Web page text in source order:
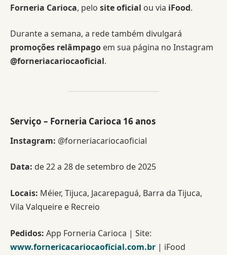
Forneria Carioca, pelo site oficial ou via iFood.
Durante a semana, a rede também divulgará
promoções relâmpago em sua página no Instagram
@forneriacariocaoficial.
Serviço – Forneria Carioca 16 anos
Instagram: @forneriacariocaoficial
Data: de 22 a 28 de setembro de 2025
Locais: Méier, Tijuca, Jacarepaguá, Barra da Tijuca,
Vila Valqueire e Recreio
Pedidos: App Forneria Carioca | Site:
www.fornericacariocaoficial.com.br | iFood